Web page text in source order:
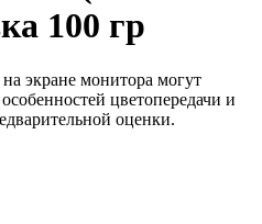
100 гр
экране монитора могут
цветопередачи и
оценки.